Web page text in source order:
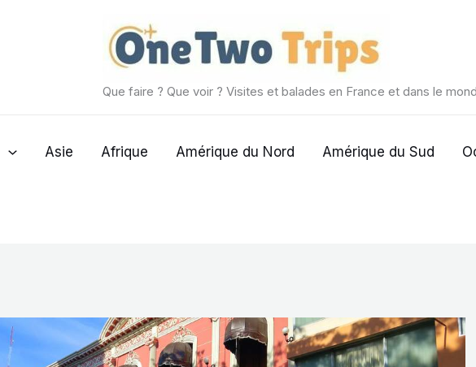
Que faire ? Que voir ? Visites et balades en France et dans le
Asie Afrique Amérique du Nord Amérique du Sud